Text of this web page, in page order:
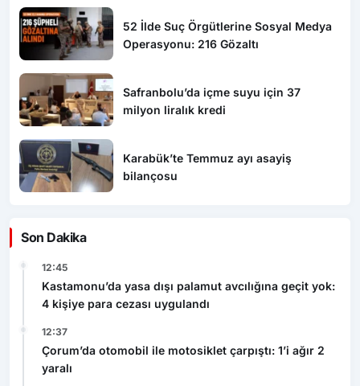
52 İlde Suç Örgütlerine Sosyal Medya
Operasyonu: 216 Gözaltı
Safranbolu’da içme suyu için 37
milyon liralık kredi
Karabük’te Temmuz ayı asayiş
bilançosu
Son Dakika
12:45
Kastamonu’da yasa dışı palamut avcılığına geçit yok:
4 kişiye para cezası uygulandı
12:37
Çorum’da otomobil ile motosiklet çarpıştı: 1’i ağır 2
yaralı